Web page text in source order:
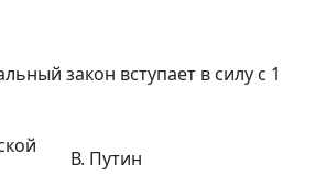
закон вступает в силу с 1
В. Путин